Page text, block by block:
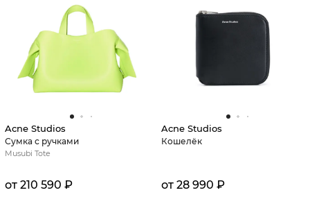
Acne Studios
Сумка с ручками
Musubi Tote
от 210 590 ₽
Acne Studios
Кошелёк
от 28 990 ₽